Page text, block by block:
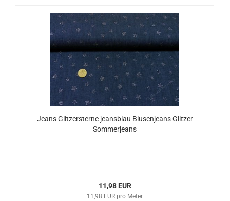
Jeans Glitzersterne jeansblau Blusenjeans Glitzer
Sommerjeans
11,98 EUR
11,98 EUR pro Meter